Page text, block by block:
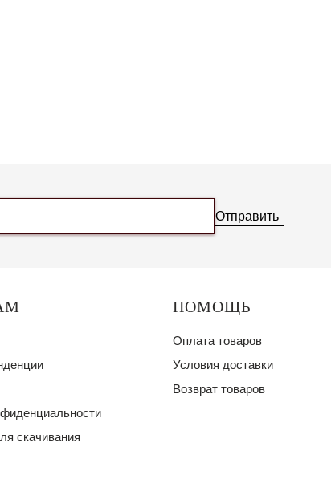
Отправить
скачивания
ПОМОЩЬ
Оплата товаров
Условия доставки
Возврат товаров